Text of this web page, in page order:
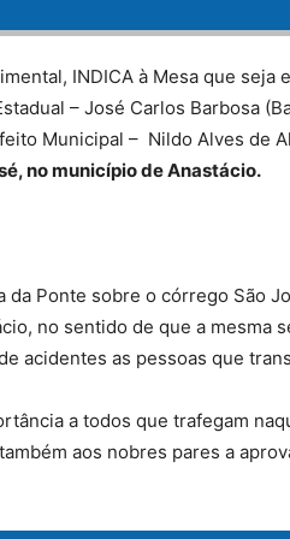
INDICA à Mesa que seja
– José Carlos Barbosa
Municipal – Nildo Alves de
no município de Anastácio.
Ponte sobre o córrego São
no sentido de que a mesma
acidentes as pessoas que
a todos que trafegam
aos nobres pares a